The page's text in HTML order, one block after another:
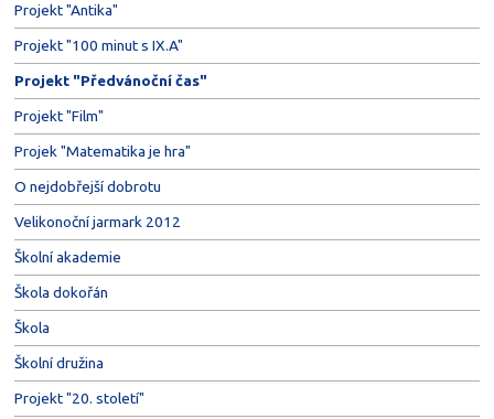
Projekt "Antika"
Projekt "100 minut s IX.A"
Projekt "Předvánoční čas"
Projekt "Film"
Projek "Matematika je hra"
O nejdobřejší dobrotu
Velikonoční jarmark 2012
Školní akademie
Škola dokořán
Škola
Školní družina
Projekt "20. století"